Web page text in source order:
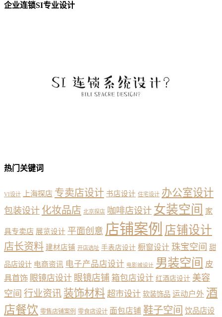
企业连锁SI专业设计
热门关键词
VI设计 上海探店 专卖店设计 书店设计 住宅设计 办公室设计
包装设计 化妆品店 北京探店 咖啡店设计 女装空间 家
具专卖店 展览设计 平面创意 店铺案例 店铺设计
店长资料 建材店铺 开店选址 手表店设计 橱窗设计 珠宝空间 甜
品店设计 电商资讯 电子产品店设计 电影城设计 男装空间 皮
具首饰 眼镜店设计 眼镜店铺 箱包店设计 红酒店设计 美容
空间 行业资讯 装饰材料 超市设计 软装饰品 运动户外 酒
店餐饮 零售店铺案例 零食店设计 面包店铺 鞋子空间 饮品店设